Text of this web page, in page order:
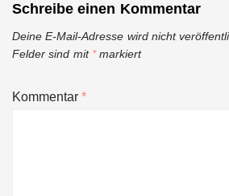
Schreibe einen Kommentar
Deine E-Mail-Adresse wird nicht
Felder sind mit *markiert
Kommentar*